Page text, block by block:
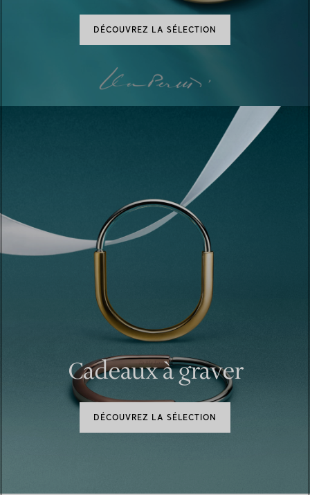
DÉCOUVREZ LA SÉLECTION
Cadeaux à graver
DÉCOUVREZ LA SÉLECTION